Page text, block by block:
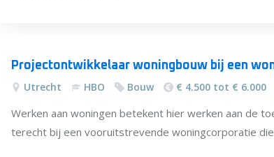
Projectontwikkelaar woningbouw bij een
Utrecht HBO Bouw € 4.500 tot € 6.000
Werken aan woningen betekent hier werken aan de
terecht bij een vooruitstrevende woningcorporatie